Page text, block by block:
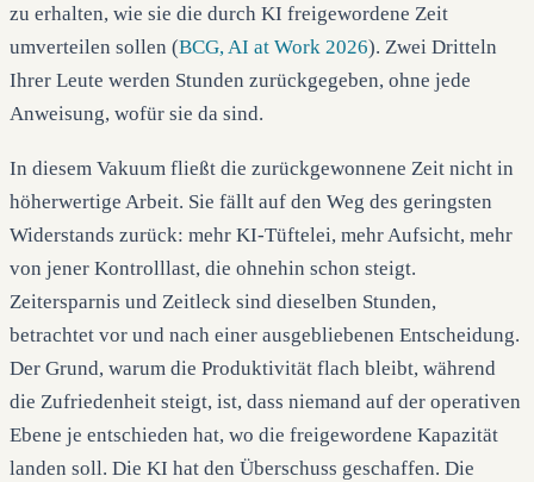
zu erhalten, wie sie die durch KI freigewordene Zeit
umverteilen sollen (BCG, AI at Work 2026). Zwei Dritteln
Ihrer Leute werden Stunden zurückgegeben, ohne jede
Anweisung, wofür sie da sind.
In diesem Vakuum fließt die zurückgewonnene Zeit nicht in
höherwertige Arbeit. Sie fällt auf den Weg des geringsten
Widerstands zurück: mehr KI-Tüftelei, mehr Aufsicht, mehr
von jener Kontrolllast, die ohnehin schon steigt.
Zeitersparnis und Zeitleck sind dieselben Stunden,
betrachtet vor und nach einer ausgebliebenen Entscheidung.
Der Grund, warum die Produktivität flach bleibt, während
die Zufriedenheit steigt, ist, dass niemand auf der operativen
Ebene je entschieden hat, wo die freigewordene Kapazität
landen soll. Die KI hat den Überschuss geschaffen. Die